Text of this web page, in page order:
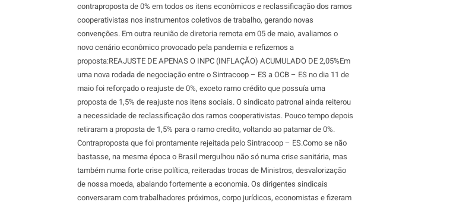
contraproposta de 0% em todos os itens econômicos e reclassificação dos ramos
cooperativistas nos instrumentos coletivos de trabalho, gerando novas
convenções. Em outra reunião de diretoria remota em 05 de maio, avaliamos o
novo cenário econômico provocado pela pandemia e refizemos a
proposta:REAJUSTE DE APENAS O INPC (INFLAÇÃO) ACUMULADO DE 2,05%Em
uma nova rodada de negociação entre o Sintracoop – ES a OCB – ES no dia 11 de
maio foi reforçado o reajuste de 0%, exceto ramo crédito que possuía uma
proposta de 1,5% de reajuste nos itens sociais. O sindicato patronal ainda reiterou
a necessidade de reclassificação dos ramos cooperativistas. Pouco tempo depois
retiraram a proposta de 1,5% para o ramo credito, voltando ao patamar de 0%.
Contraproposta que foi prontamente rejeitada pelo Sintracoop – ES.Como se não
bastasse, na mesma época o Brasil mergulhou não só numa crise sanitária, mas
também numa forte crise política, reiteradas trocas de Ministros, desvalorização
de nossa moeda, abalando fortemente a economia. Os dirigentes sindicais
conversaram com trabalhadores próximos, corpo jurídicos, economistas e fizeram